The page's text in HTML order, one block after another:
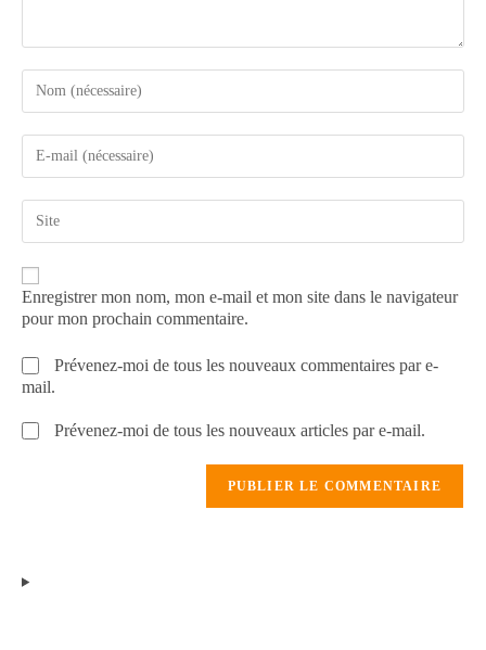
Enregistrer mon nom, mon e-mail et mon site dans le navigateur
pour mon prochain commentaire.
Prévenez-moi de tous les nouveaux commentaires par e-
mail.
Prévenez-moi de tous les nouveaux articles par e-mail.